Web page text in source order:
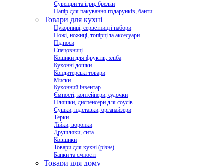
Сувеніри та ігри, брелки
Папір для пакування подарунків, банти
Товари для кухні
Цукорниці, серветниці і набори
Ножі, ножиці, топірці та аксесуари
Підноси
Спецовниці
Кошики для фруктів, хліба
Кухонні дошки
Кондитерські товари
Миски
Кухонний інвентар
Ємності, контейнери, судочки
Пляшки, диспенсери для соусів
Сушки, підставки, органайзери
Терки
Лійки, воронки
Друшляки, сита
Ковшики
Товари для кухні (різне)
Банки та ємності
Товари для дому